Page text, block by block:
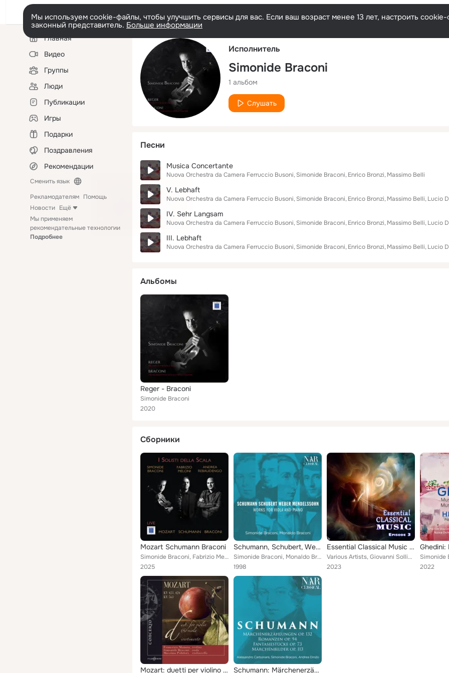
Мы используем cookie-файлы, чтобы улучшить сервисы для вас. Если ваш возраст менее 13 лет, настроить
законный представитель. Больше информации
Левая
колонкаГлавная
Видео
Группы
Люди
Публикации
Игры
Подарки
Поздравления
Рекомендации
Сменить язык
Рекламодателям Помощь
Новости Ещё
Мы применяем
рекомендательные технологии
Подробнее
Исполнитель
Simonide Braconi
1 альбом
Слушать
Песни
Musica Concertante
Nuova Orchestra da Camera Ferruccio Busoni Simonide Braconi Enrico Bronzi Massimo Belli
V. Lebhaft
Nuova Orchestra da Camera Ferruccio Busoni Simonide Braconi Enrico Bronzi Massimo Belli Lucio
IV. Sehr Langsam
Nuova Orchestra da Camera Ferruccio Busoni Simonide Braconi Enrico Bronzi Massimo Belli Lucio
III. Lebhaft
Nuova Orchestra da Camera Ferruccio Busoni Simonide Braconi Enrico Bronzi Massimo Belli Lucio
Альбомы
Reger - Braconi
Simonide Braconi
2020
Сборники
Mozart Schumann Braconi
Simonide Braconi, Fabrizio Meloni, Andrea Rebaudengo
2025
Schumann, Schubert, Weber, Mendelssohn: Works for Viola and Piano
Simonide Braconi, Monaldo Braconi
1998
Essential Classical Music Episode 3
Various Artists, Giovanni Sollima, Simonide Braconi, Andrea Nocerino, Sergey Galaktionov, Andrea Favalessa, Trio Johannes, Trio ...
2023
2022
Mozart: duetti per violino e viola - divertimento Schumann: Märchenerzählungen, Romanzen, Fantasiestücke & Märchenbilder